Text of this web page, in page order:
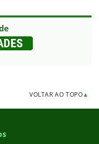
VOLTAR AO TOPO▲